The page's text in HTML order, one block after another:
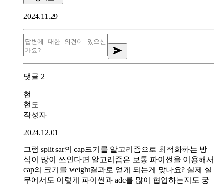
2024.11.29
댓글 2
현
현도
작성자
2024.12.01
그럼 split sar의 cap크기를 알고리즘으로 최적화하는 방
식이 많이 쓰인다면 알고리즘은 보통 파이썬을 이용해서
cap의 크기를 weight결과로 얻게 되는게 맞나요? 실제 실
무에서도 이렇게 파이썬과 adc를 많이 협업하는지도 궁